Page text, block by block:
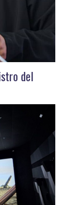
del